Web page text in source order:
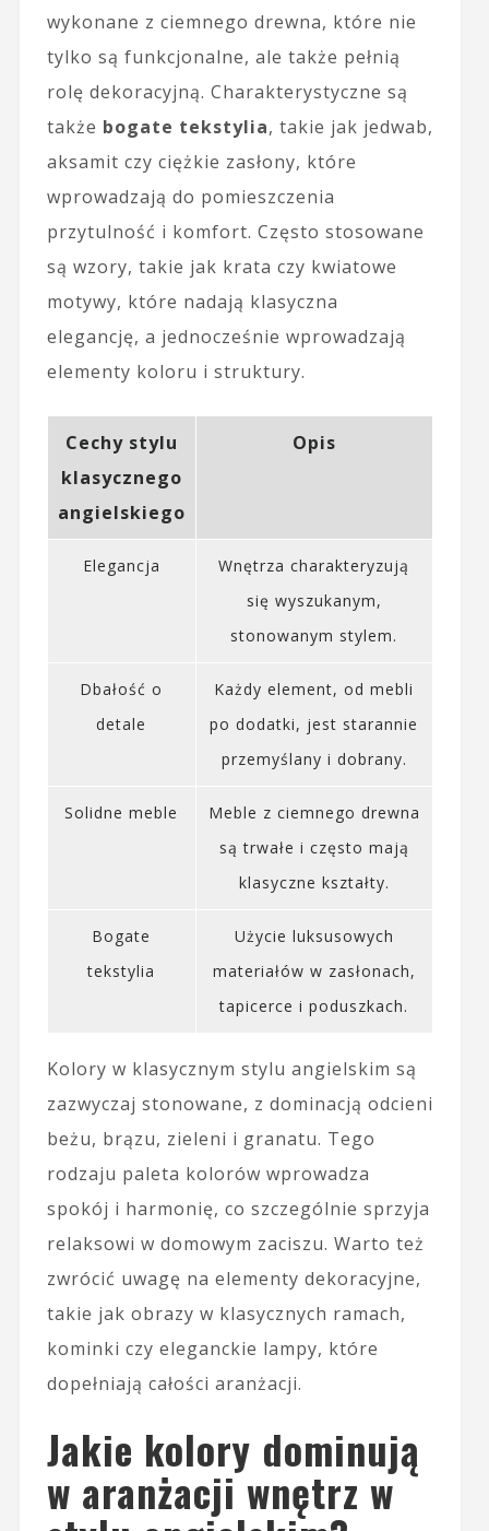
wykonane z ciemnego drewna, które nie
tylko są funkcjonalne, ale także pełnią
rolę dekoracyjną. Charakterystyczne są
także bogate tekstylia, takie jak jedwab,
aksamit czy ciężkie zasłony, które
wprowadzają do pomieszczenia
przytulność i komfort. Często stosowane
są wzory, takie jak krata czy kwiatowe
motywy, które nadają klasyczna
elegancję, a jednocześnie wprowadzają
elementy koloru i struktury.
Cechy stylu
klasycznego
angielskiego
Opis
Elegancja
Wnętrza charakteryzują
się wyszukanym,
stonowanym stylem.
Dbałość o
detale
Każdy element, od mebli
po dodatki, jest starannie
przemyślany i dobrany.
Solidne meble
Meble z ciemnego drewna
są trwałe i często mają
klasyczne kształty.
Bogate
tekstylia
Użycie luksusowych
materiałów w zasłonach,
tapicerce i poduszkach.
Kolory w klasycznym stylu angielskim są
zazwyczaj stonowane, z dominacją odcieni
beżu, brązu, zieleni i granatu. Tego
rodzaju paleta kolorów wprowadza
spokój i harmonię, co szczególnie sprzyja
relaksowi w domowym zaciszu. Warto też
zwrócić uwagę na elementy dekoracyjne,
takie jak obrazy w klasycznych ramach,
kominki czy eleganckie lampy, które
dopełniają całości aranżacji.
Jakie kolory dominują
w aranżacji wnętrz w